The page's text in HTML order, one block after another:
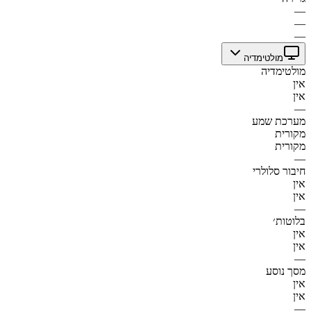
—
—
—
מולטימדיה
מולטימדיה
אין
אין
—
מערכת שמע
מקורית
מקורית
—
חיבור סלולרי
אין
אין
—
בלוטות׳
אין
אין
—
מסך נוסע
אין
אין
—